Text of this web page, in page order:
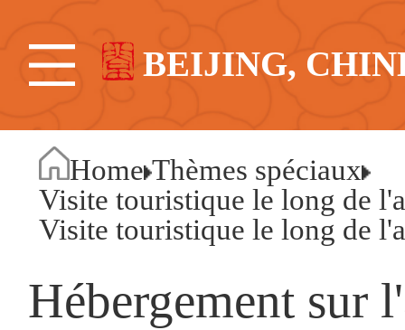
BEIJING,
Home Thèmes spéciaux
Visite touristique le long de
Visite touristique le long de
Hébergement sur